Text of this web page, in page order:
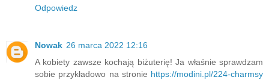
Odpowiedz
Nowak 26 marca 2022 12:16
A kobiety zawsze kochają biżuterię! Ja właśnie sprawdzam
sobie przykładowo na stronie https://modini.pl/224-charmsy